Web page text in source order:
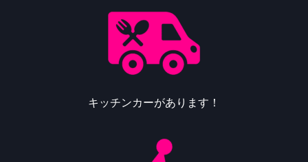
キッチンカーがあります！